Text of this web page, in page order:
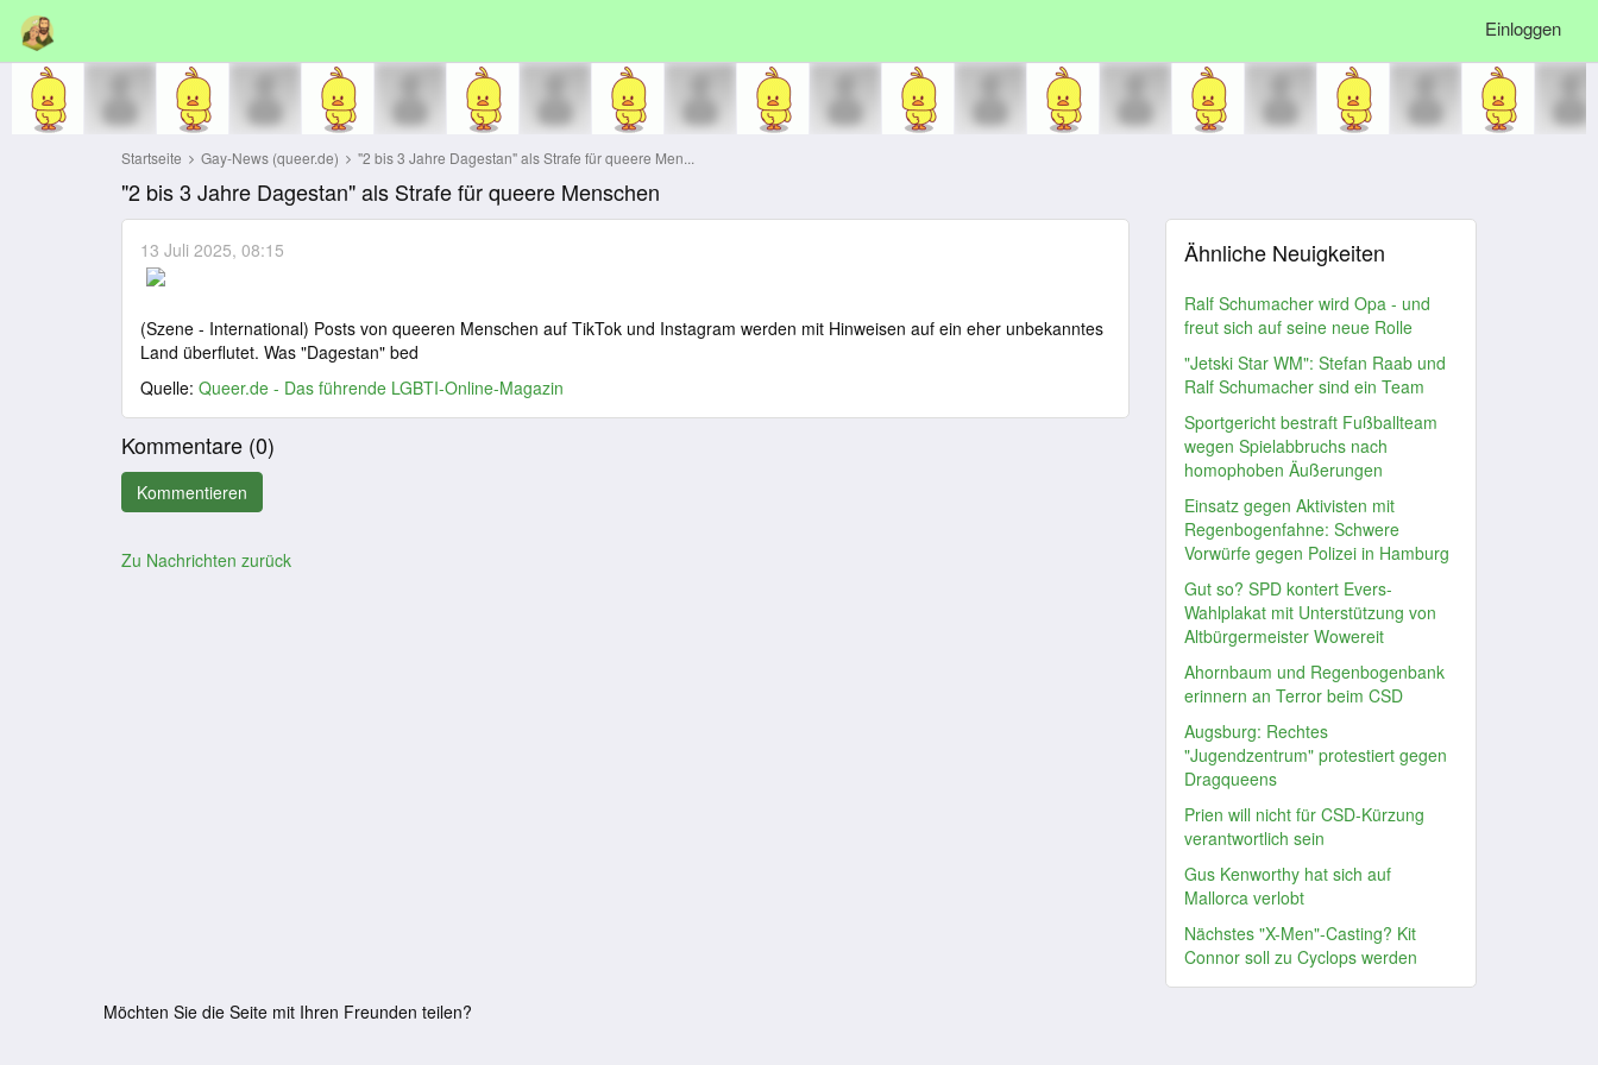
Einloggen
Startseite Gay-News (queer.de) "2 bis 3 Jahre Dagestan" als Strafe für queere Men...
"2 bis 3 Jahre Dagestan" als Strafe für queere Menschen
13 Juli 2025, 08:15
(Szene - International) Posts von queeren Menschen auf TikTok und Instagram werden mit Hinweisen auf ein eher unbekanntes
Land überflutet. Was "Dagestan" bed
Quelle: Queer.de - Das führende LGBTI-Online-Magazin
Kommentare (0)
Zu Nachrichten zurück
Ähnliche Neuigkeiten
Ralf Schumacher wird Opa - und
freut sich auf seine neue Rolle
"Jetski Star WM": Stefan Raab und
Ralf Schumacher sind ein Team
Sportgericht bestraft Fußballteam
wegen Spielabbruchs nach
homophoben Äußerungen
Einsatz gegen Aktivisten mit
Regenbogenfahne: Schwere
Vorwürfe gegen Polizei in Hamburg
Gut so? SPD kontert Evers-
Wahlplakat mit Unterstützung von
Altbürgermeister Wowereit
Ahornbaum und Regenbogenbank
erinnern an Terror beim CSD
Augsburg: Rechtes
"Jugendzentrum" protestiert gegen
Dragqueens
Prien will nicht für CSD-Kürzung
verantwortlich sein
Gus Kenworthy hat sich auf
Mallorca verlobt
Nächstes "X-Men"-Casting? Kit
Connor soll zu Cyclops werden
Möchten Sie die Seite mit Ihren Freunden teilen?